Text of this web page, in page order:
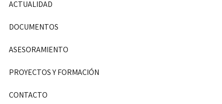
ACTUALIDAD
DOCUMENTOS
ASESORAMIENTO
PROYECTOS Y FORMACIÓN
CONTACTO